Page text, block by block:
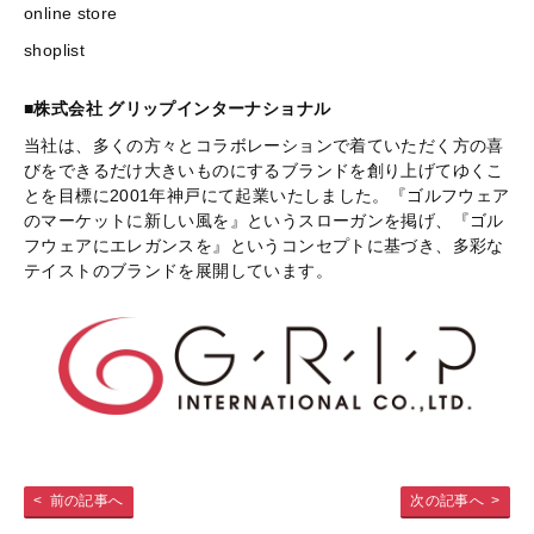
online store
shoplist
■株式会社 グリップインターナショナル
当社は、多くの方々とコラボレーションで着ていただく方の喜
びをできるだけ大きいものにするブランドを創り上げてゆくこ
とを目標に2001年神戸にて起業いたしました。『ゴルフウェア
のマーケットに新しい風を』というスローガンを掲げ、『ゴル
フウェアにエレガンスを』というコンセプトに基づき、多彩な
テイストのブランドを展開しています。
次の記事へ
前の記事へ